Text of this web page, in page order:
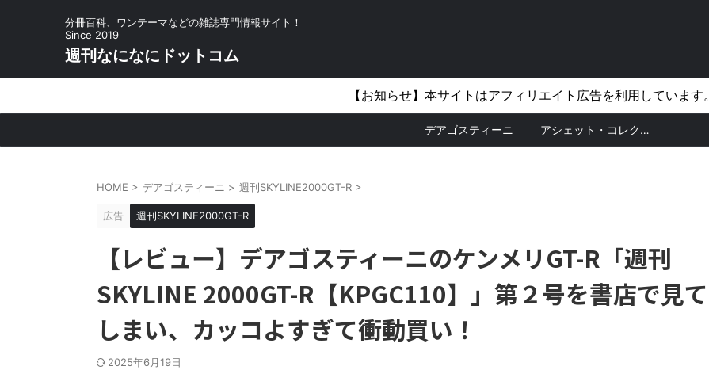
分冊百科、ワンテーマなどの雑誌専門情報サイト！
Since 2019
週刊なになにドットコム
【お知らせ】本サイトはアフィリエイト広告を利用しています。
デアゴスティーニ アシェット・コレクションズ
HOME > デアゴスティーニ > 週刊SKYLINE2000GT-R >
広告 週刊SKYLINE2000GT-R
【レビュー】デアゴスティーニのケンメリGT-R「週刊
SKYLINE 2000GT-R【KPGC110】」第２号を書店で見て
しまい、カッコよすぎて衝動買い！
2025年6月19日